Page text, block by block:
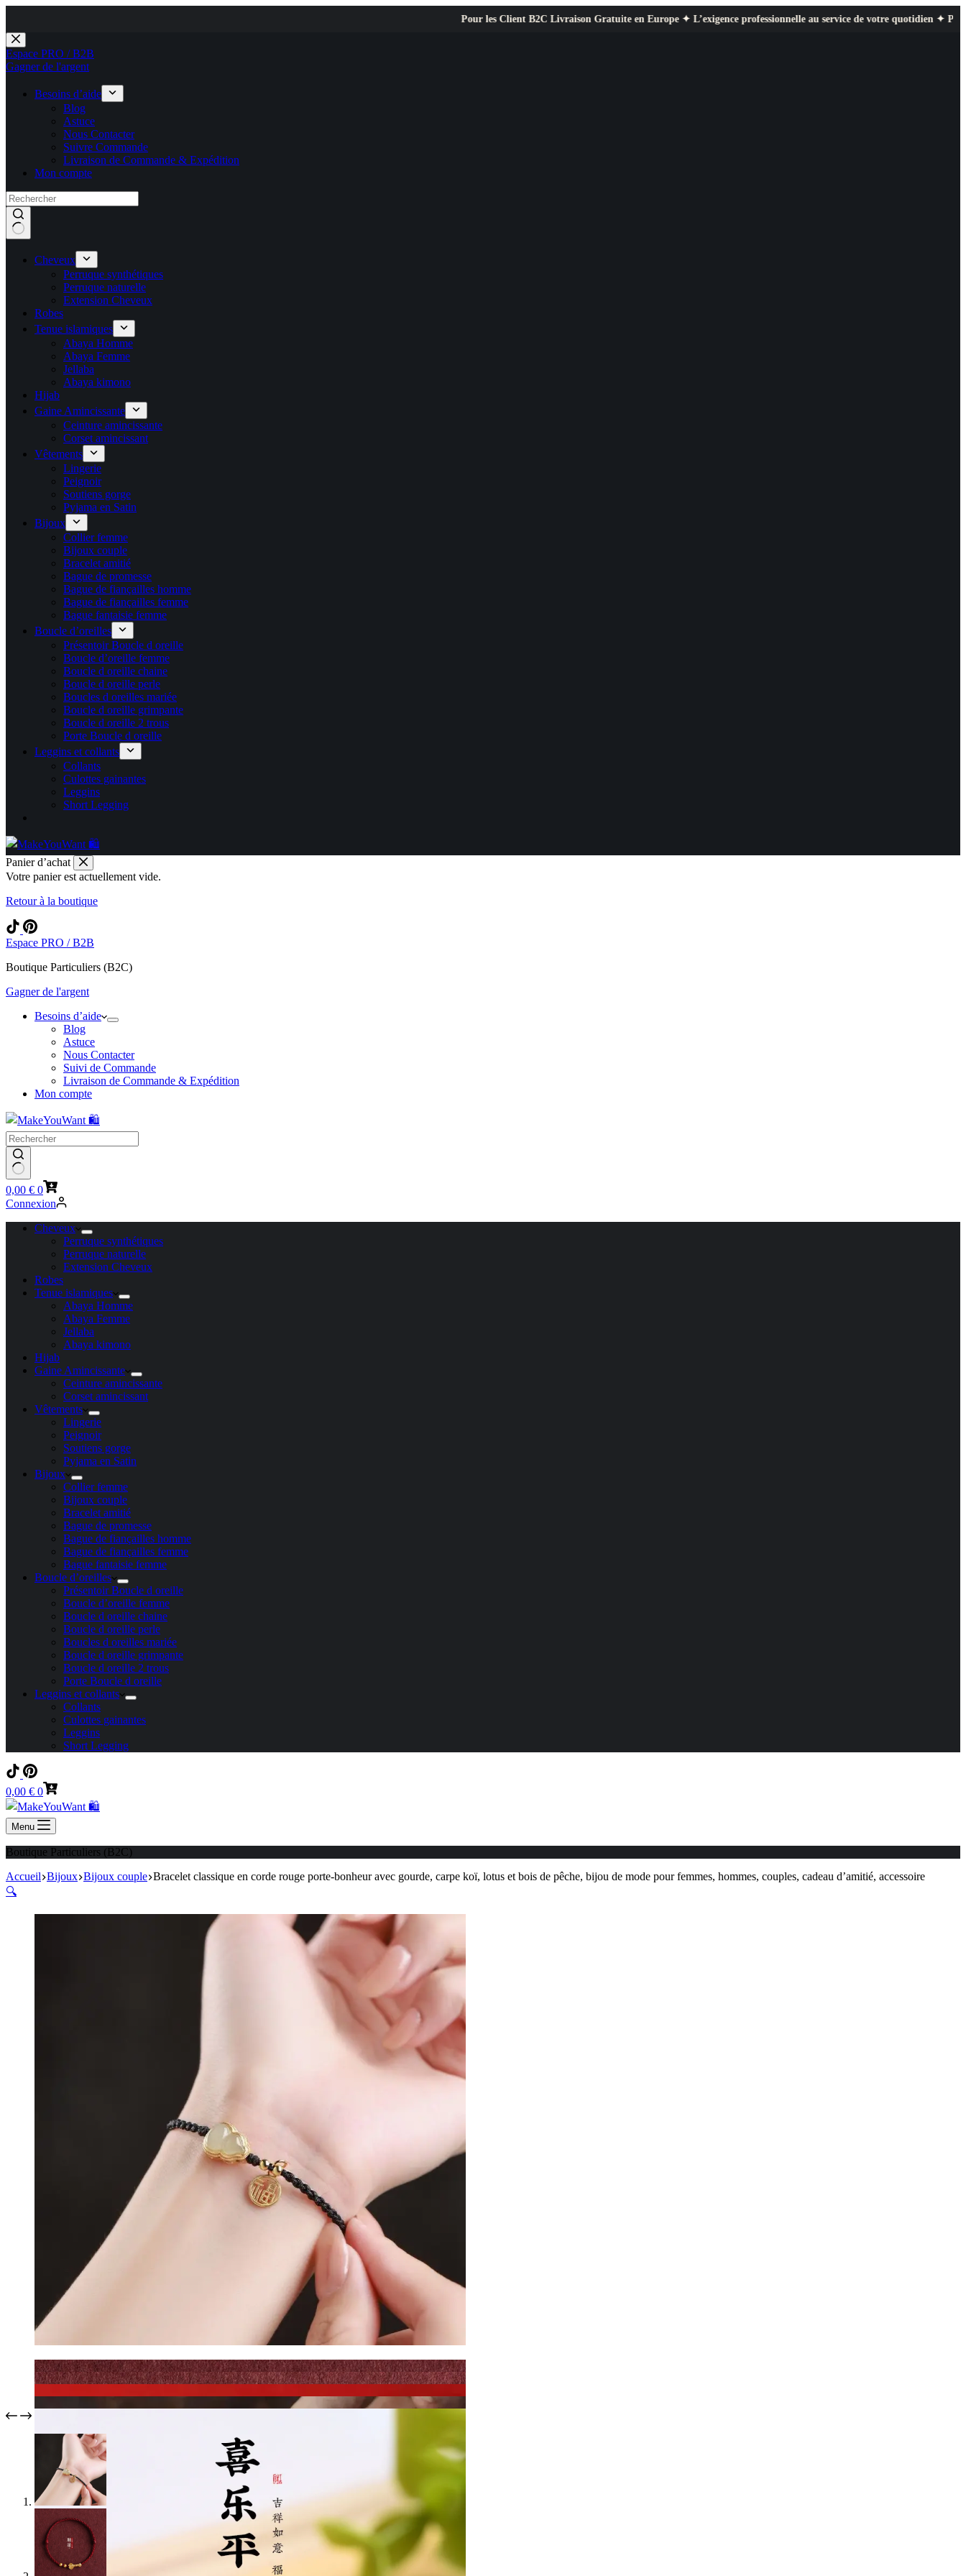
Pour les Client B2C Livraison Gratuite en Europe ✦ L’exigence professionnelle au service de votre quotidien ✦ Paiement
Passer
au
contenu
Espace PRO / B2B
Gagner de l'argent
Besoins d’aide
Blog
Astuce
Nous Contacter
Suivre Commande
Livraison de Commande & Expédition
Mon compte
Cheveux
Perruque synthétiques
Perruque naturelle
Extension Cheveux
Robes
Tenue islamiques
Abaya Homme
Abaya Femme
Jellaba
Abaya kimono
Hijab
Gaine Amincissante
Ceinture amincissante
Corset amincissant
Vêtements
Lingerie
Peignoir
Soutiens gorge
Pyjama en Satin
Bijoux
Collier femme
Bijoux couple
Bracelet amitié
Bague de promesse
Bague de fiançailles homme
Bague de fiançailles femme
Bague fantaisie femme
Boucle d’oreilles
Présentoir Boucle d oreille
Boucle d’oreille femme
Boucle d oreille chaine
Boucle d oreille perle
Boucles d oreilles mariée
Boucle d oreille grimpante
Boucle d oreille 2 trous
Porte Boucle d oreille
Leggins et collants
Collants
Culottes gainantes
Leggins
Short Legging
Panier d’achat
Votre panier est actuellement vide.
Retour à la boutique
Espace PRO / B2B
Boutique Particuliers (B2C)
Gagner de l'argent
Besoins d’aide
Blog
Astuce
Nous Contacter
Suivi de Commande
Livraison de Commande & Expédition
Mon compte
Panier
d’achat
0,00 € 0
Connexion
Cheveux
Perruque synthétiques
Perruque naturelle
Extension Cheveux
Robes
Tenue islamiques
Abaya Homme
Abaya Femme
Jellaba
Abaya kimono
Hijab
Gaine Amincissante
Ceinture amincissante
Corset amincissant
Vêtements
Lingerie
Peignoir
Soutiens gorge
Pyjama en Satin
Bijoux
Collier femme
Bijoux couple
Bracelet amitié
Bague de promesse
Bague de fiançailles homme
Bague de fiançailles femme
Bague fantaisie femme
Boucle d’oreilles
Présentoir Boucle d oreille
Boucle d’oreille femme
Boucle d oreille chaine
Boucle d oreille perle
Boucles d oreilles mariée
Boucle d oreille grimpante
Boucle d oreille 2 trous
Porte Boucle d oreille
Leggins et collants
Collants
Culottes gainantes
Leggins
Short Legging
Panier
d’achat
0,00 € 0
Menu
Boutique Particuliers (B2C)
Accueil Bijoux Bijoux couple Bracelet classique en corde rouge porte-bonheur avec gourde, carpe koï, lotus et bois de pêche, bijou de mode pour femmes, hommes, couples, cadeau d’amitié, accessoire
🔍